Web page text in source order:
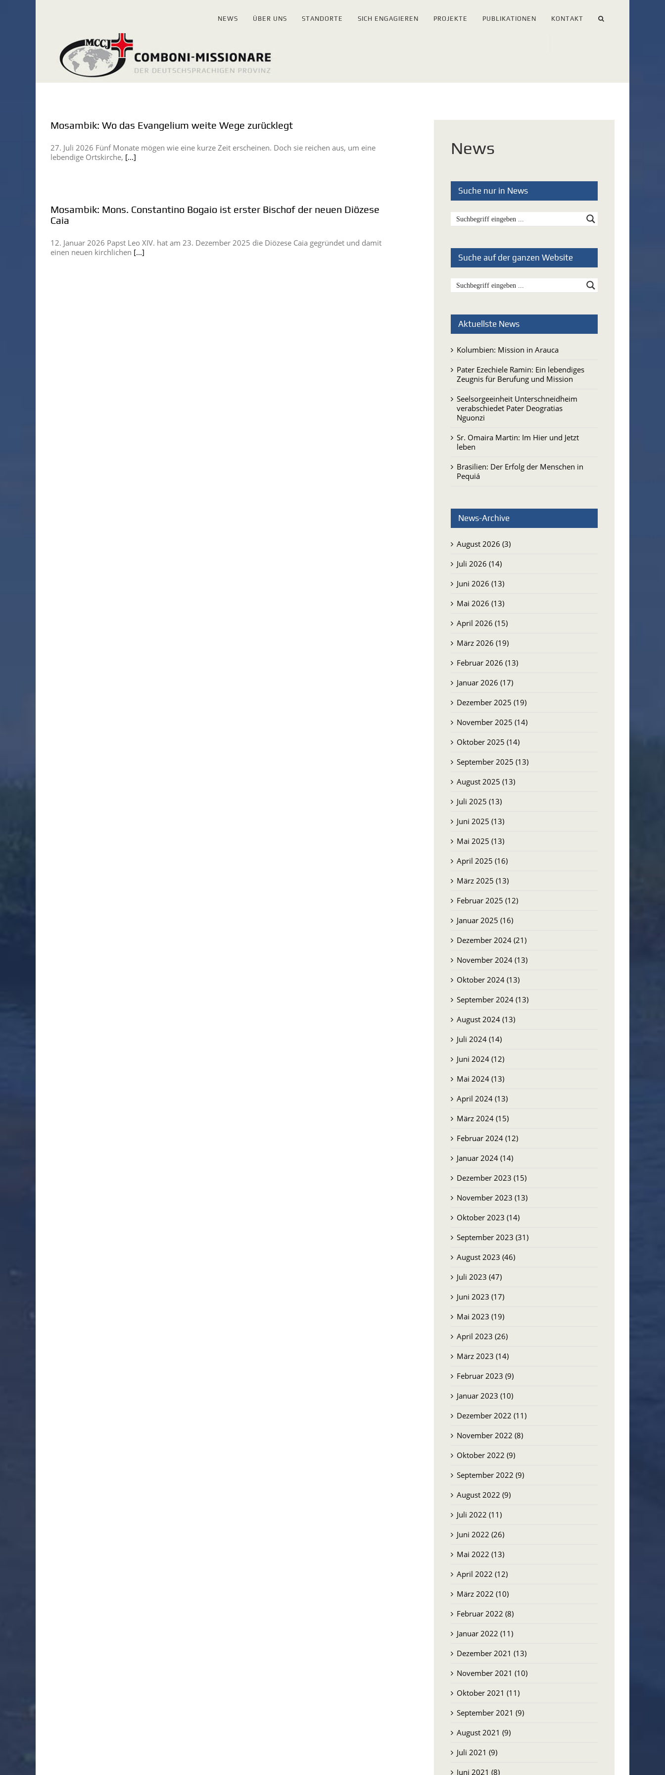
NEWS ÜBER UNS STANDORTE SICH ENGAGIEREN PROJEKTE PUBLIKATIONEN KONTAKT
Mosambik: Wo das Evangelium weite Wege zurücklegt
27. Juli 2026 Fünf Monate mögen wie eine kurze Zeit erscheinen. Doch sie reichen aus, um eine
lebendige Ortskirche, [...]
Mosambik: Mons. Constantino Bogaio ist erster Bischof der neuen Diözese
Caia
12. Januar 2026 Papst Leo XIV. hat am 23. Dezember 2025 die Diözese Caia gegründet und damit
einen neuen kirchlichen [...]
News
Suche nur in News
Suche auf der ganzen Website
Aktuellste News
Kolumbien: Mission in Arauca
Pater Ezechiele Ramin: Ein lebendiges
Zeugnis für Berufung und Mission
Seelsorgeeinheit Unterschneidheim
verabschiedet Pater Deogratias
Nguonzi
Sr. Omaira Martin: Im Hier und Jetzt
leben
Brasilien: Der Erfolg der Menschen in
Pequiá
News-Archive
August 2026 (3)
Juli 2026 (14)
Juni 2026 (13)
Mai 2026 (13)
April 2026 (15)
März 2026 (19)
Februar 2026 (13)
Januar 2026 (17)
Dezember 2025 (19)
November 2025 (14)
Oktober 2025 (14)
September 2025 (13)
August 2025 (13)
Juli 2025 (13)
Juni 2025 (13)
Mai 2025 (13)
April 2025 (16)
März 2025 (13)
Februar 2025 (12)
Januar 2025 (16)
Dezember 2024 (21)
November 2024 (13)
Oktober 2024 (13)
September 2024 (13)
August 2024 (13)
Juli 2024 (14)
Juni 2024 (12)
Mai 2024 (13)
April 2024 (13)
März 2024 (15)
Februar 2024 (12)
Januar 2024 (14)
Dezember 2023 (15)
November 2023 (13)
Oktober 2023 (14)
September 2023 (31)
August 2023 (46)
Juli 2023 (47)
Juni 2023 (17)
Mai 2023 (19)
April 2023 (26)
März 2023 (14)
Februar 2023 (9)
Januar 2023 (10)
Dezember 2022 (11)
November 2022 (8)
Oktober 2022 (9)
September 2022 (9)
August 2022 (9)
Juli 2022 (11)
Juni 2022 (26)
Mai 2022 (13)
April 2022 (12)
März 2022 (10)
Februar 2022 (8)
Januar 2022 (11)
Dezember 2021 (13)
November 2021 (10)
Oktober 2021 (11)
September 2021 (9)
August 2021 (9)
Juli 2021 (9)
Juni 2021 (8)